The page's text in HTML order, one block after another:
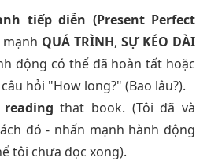
tiếp diễn (Present Perfect
mạnh QUÁ TRÌNH, SỰ KÉO DÀI
động có thể đã hoàn tất hoặc
hỏi "How long?" (Bao lâu?).
that book. (Tôi đã và
đó - nhấn mạnh hành động
tôi chưa đọc xong).